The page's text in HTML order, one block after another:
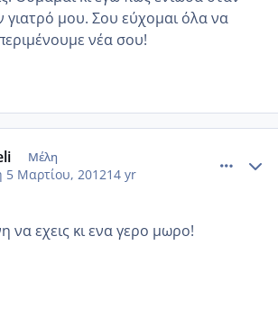
μου. Σου εύχομαι όλα να
νέα σου!
Μέλη
5 Μαρτίου, 201214 yr
να εχεις κι ενα γερο μωρο!